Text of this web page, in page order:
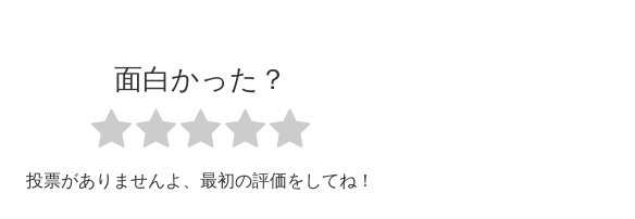
面白かった？
投票がありませんよ、最初の評価をしてね！